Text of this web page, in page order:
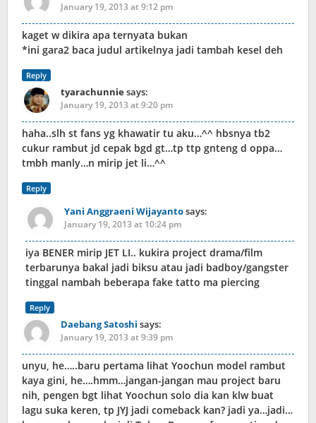
January 19, 2013 at 9:12 pm
kaget w dikira apa ternyata bukan
*ini gara2 baca judul artikelnya jadi tambah kesel deh
Reply
tyarachunniesays:
January 19, 2013 at 9:20 pm
haha..slh st fans yg khawatir tu aku…^^ hbsnya tb2
cukur rambut jd cepak bgd gt…tp ttp gnteng d oppa…
tmbh manly…n mirip jet li…^^
Reply
Yani Anggraeni Wijayantosays:
January 19, 2013 at 10:24 pm
iya BENER mirip JET LI.. kukira project drama/film
terbarunya bakal jadi biksu atau jadi badboy/gangster
tinggal nambah beberapa fake tatto ma piercing
Reply
Daebang Satoshi says:
January 19, 2013 at 9:39 pm
unyu, he…..baru pertama lihat Yoochun model rambut
kaya gini, he….hmm…jangan-jangan mau project baru
nih, pengen bgt lihat Yoochun solo dia kan klw buat
lagu suka keren, tp JYJ jadi comeback kan? jadi ya…jadi…